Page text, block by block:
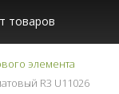
элемента
R3 U11026